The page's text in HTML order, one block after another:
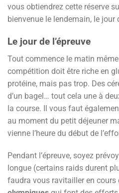
vous obtiendrez cette réserve
bienvenue le lendemain, le jour
Le jour de l’épreuve
Tout commence le matin
compétition doit être riche en
protéine, mais pas trop. Des
d’un bagel… tout cela une à
la course. Il vous faut
au moment du petit déjeuner
vienne l’heure du début de
Pendant l’épreuve, soyez
longue (certains raids durent
faudra vous ravitailler en cours